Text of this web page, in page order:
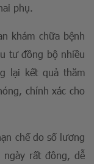
phụ.
khám chữa bệnh
tư đồng bộ nhiều
lại kết quả thăm
chính xác cho
chế do số lương
ngày rất đông, dễ